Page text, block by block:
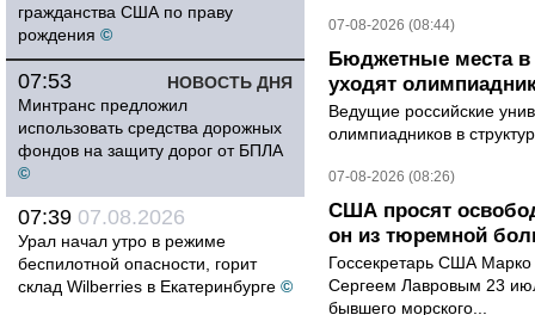
гражданства США по праву
рождения ©
НОВОСТЬ ДНЯ
07:53
Минтранс предложил
использовать средства дорожных
фондов на защиту дорог от БПЛА
©
07:39 07.08.2026
Урал начал утро в режиме
беспилотной опасности, горит
склад Wilberries в Екатеринбурге ©
07-08-2026 (08:44)
Бюджетные места в
уходят
Ведущие российские
олимпиадников в
07-08-2026 (08:26)
США просят
он из тюремной
Госсекретарь США
Сергеем Лавровым 23
бывшего морского...